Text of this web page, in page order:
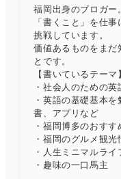
福岡出身のブロガー
「書くこと」を仕
挑戦しています。
価値あるものをまだ
とです。
【書いているテーマ
・社会人のための
・英語の基礎基本
書、アプリなど
・福岡博多のおすす
・福岡のグルメ観光
・人生ミニマルライ
・趣味の一口馬主